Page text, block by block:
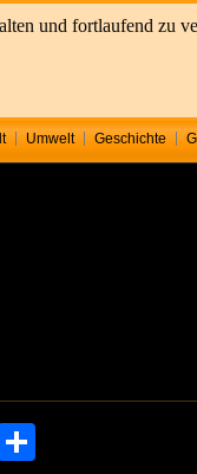
und fortlaufend zu
Umwelt Geschichte
WeChat